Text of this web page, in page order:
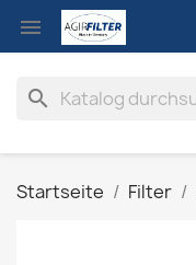

search
Startseite Filter